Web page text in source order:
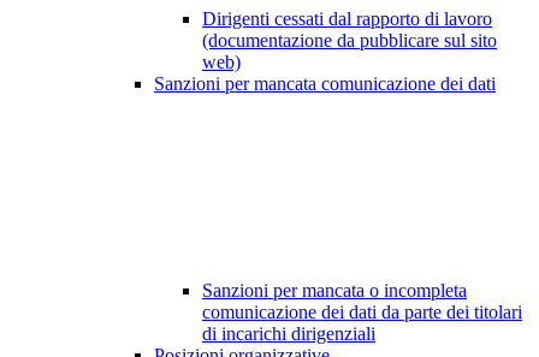
Dirigenti cessati dal rapporto di lavoro
(documentazione da pubblicare sul sito
web)
Sanzioni per mancata comunicazione dei dati
Sanzioni per mancata o incompleta
comunicazione dei dati da parte dei titolari
di incarichi dirigenziali